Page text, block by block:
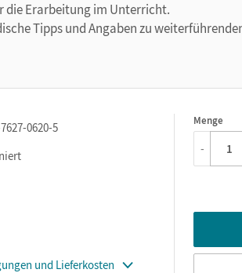
die Erarbeitung im Unterricht.
Tipps und Angaben zu
0620-5
und Lieferkosten
Menge
1
-